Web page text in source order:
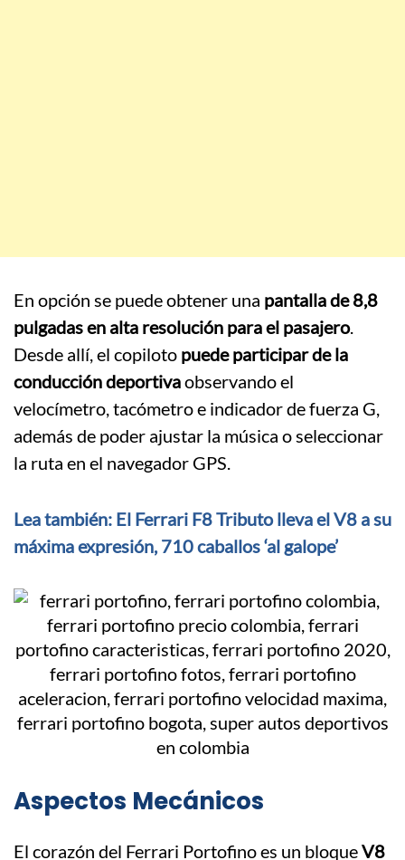
En opción se puede obtener una pantalla de 8,8
pulgadas en alta resolución para el pasajero.
Desde allí, el copiloto puede participar de la
conducción deportivaobservando el
velocímetro, tacómetro e indicador de fuerza G,
además de poder ajustar la música o seleccionar
la ruta en el navegador GPS.
Lea también: El Ferrari F8 Tributo lleva el V8 a su
máxima expresión, 710 caballos ‘al galope’
Aspectos Mecánicos
El corazón del Ferrari Portofino es un bloqueV8